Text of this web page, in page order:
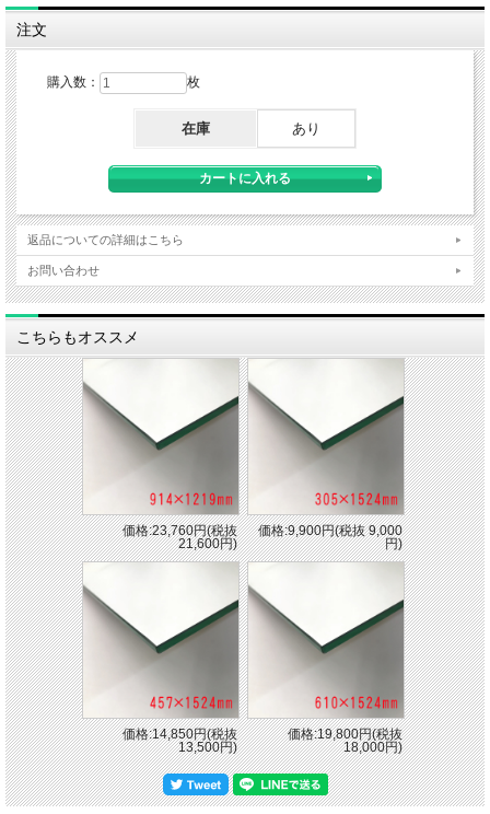
注文
購入数： 枚
在庫 あり
返品についての詳細はこちら
お問い合わせ
こちらもオススメ
価格:23,760円(税抜
21,600円)
価格:9,900円(税抜 9,000
円)
価格:14,850円(税抜
13,500円)
価格:19,800円(税抜
18,000円)